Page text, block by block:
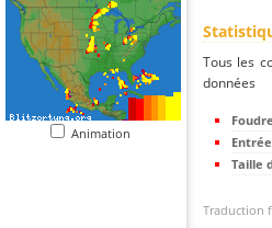
Animation
Tous les
données
Taille
Traduction